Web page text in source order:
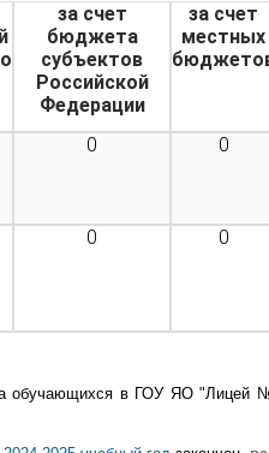
за счет
бюджета
субъектов
Российской
Федерации
за счет
местных
0 0
0 0
обучающихся в ГОУ ЯО "Лицей